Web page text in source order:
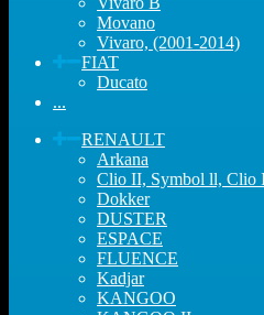
Movano
Vivaro, (2001-2014)
FIAT
Ducato
...
RENAULT
Arkana
Clio II, Symbol ll, Clio
Dokker
DUSTER
ESPACE
FLUENCE
Kadjar
KANGOO